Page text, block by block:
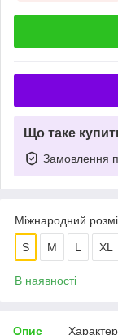
Що таке
Замовлення
Міжнародний
S M L XL
В наявності
Опис